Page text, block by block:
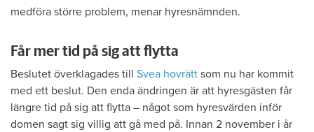
medföra större problem, menar hyresnämnden.
Får mer tid på sig att flytta
Beslutet överklagades till Svea hovrätt som nu har kommit
med ett beslut. Den enda ändringen är att hyresgästen får
längre tid på sig att flytta – något som hyresvärden inför
domen sagt sig villig att gå med på. Innan 2 november i år